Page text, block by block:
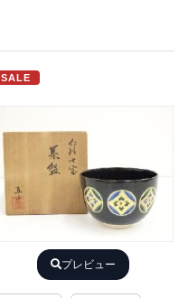
SALE
プレビュー